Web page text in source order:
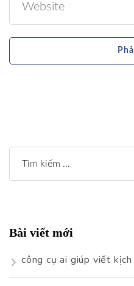
Tìm
kiếm
Bài viết mới
công cụ ai giúp viết